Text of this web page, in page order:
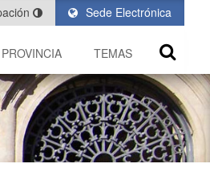
Sede Electrónica
TEMAS